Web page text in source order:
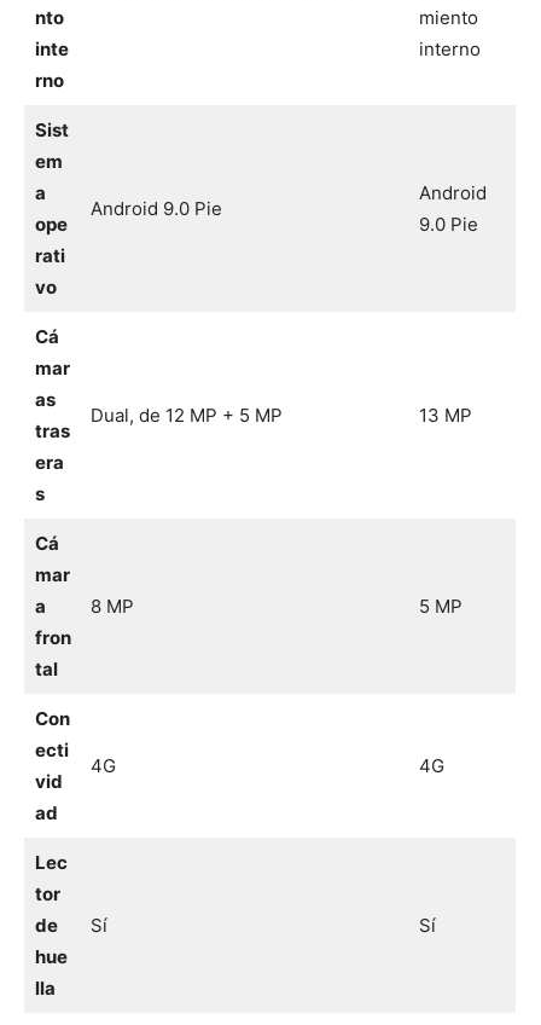
nto
inte
rno
miento
interno
Sist
em
a
ope
rati
vo
Android 9.0 Pie
Android
9.0 Pie
Cá
mar
as
tras
era
s
Dual, de 12 MP + 5 MP 13 MP
Cá
mar
a
fron
tal
8 MP 5 MP
Con
ecti
vid
ad
4G 4G
Lec
tor
de
hue
lla
Sí Sí